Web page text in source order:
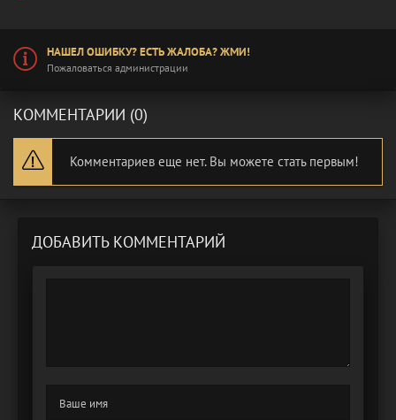
НАШЕЛ ОШИБКУ? ЕСТЬ ЖАЛОБА? ЖМИ!
Пожаловаться администрации
КОММЕНТАРИИ (0)
Комментариев еще нет. Вы можете стать первым!
ДОБАВИТЬ КОММЕНТАРИЙ